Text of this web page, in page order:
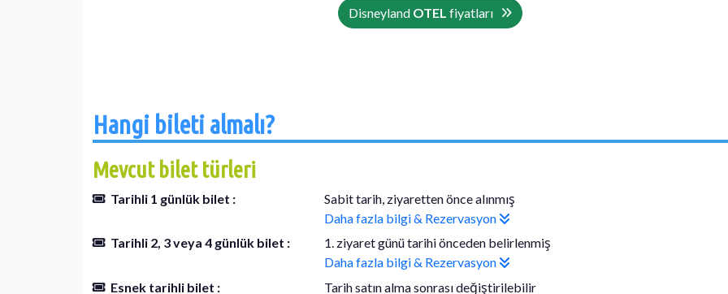
Disneyland OTEL fiyatları
Hangi bileti almalı?
Mevcut bilet türleri
Tarihli 1 günlük bilet :
Sabit tarih, ziyaretten önce alınmış
Daha fazla bilgi & Rezervasyon
Tarihli 2, 3 veya 4 günlük bilet :
1. ziyaret günü tarihi önceden belirlenmiş
Daha fazla bilgi & Rezervasyon
Esnek tarihli bilet :
Tarih satın alma sonrası değiştirilebilir